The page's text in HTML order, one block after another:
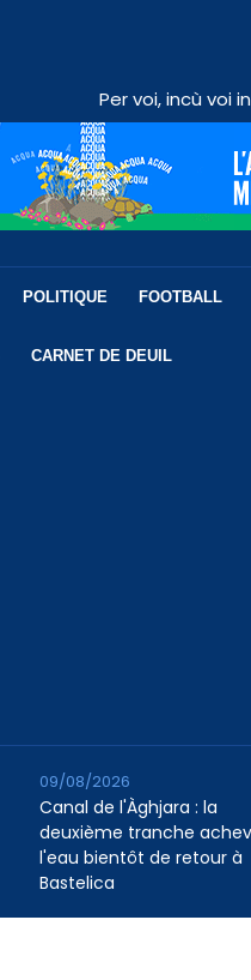
Per voi, incù voi
POLITIQUE FOOTBALL
CARNET DE DEUIL
Canal de l'Àghjara : la
deuxième tranche
l'eau bientôt de retour à
Bastelica
09/08/2026